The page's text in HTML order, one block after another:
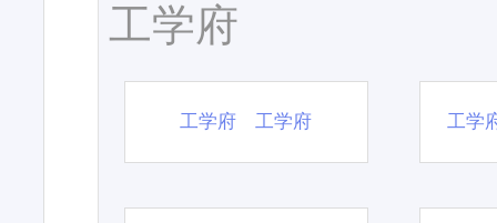
工学府
工学府 工学府 工学